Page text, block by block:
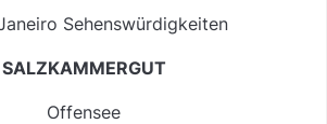
Sehenswürdigkeiten
SALZKAMMERGUT
Offensee